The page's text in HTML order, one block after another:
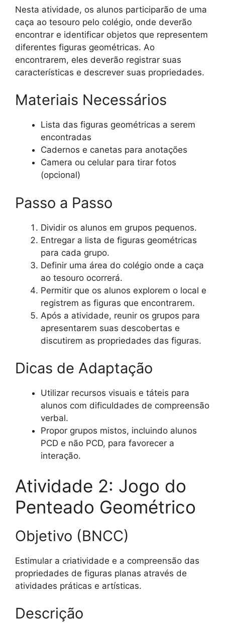
Nesta atividade, os alunos participarão de uma
caça ao tesouro pelo colégio, onde deverão
encontrar e identificar objetos que representem
diferentes figuras geométricas. Ao
encontrarem, eles deverão registrar suas
características e descrever suas propriedades.
Materiais Necessários
Lista das figuras geométricas a serem
encontradas
Cadernos e canetas para anotações
Camera ou celular para tirar fotos
(opcional)
Passo a Passo
Dividir os alunos em grupos pequenos.
Entregar a lista de figuras geométricas
para cada grupo.
Definir uma área do colégio onde a caça
ao tesouro ocorrerá.
Permitir que os alunos explorem o local e
registrem as figuras que encontrarem.
Após a atividade, reunir os grupos para
apresentarem suas descobertas e
discutirem as propriedades das figuras.
Dicas de Adaptação
Utilizar recursos visuais e táteis para
alunos com dificuldades de compreensão
verbal.
Propor grupos mistos, incluindo alunos
PCD e não PCD, para favorecer a
interação.
Atividade 2: Jogo do
Penteado Geométrico
Objetivo (BNCC)
Estimular a criatividade e a compreensão das
propriedades de figuras planas através de
atividades práticas e artísticas.
Descrição